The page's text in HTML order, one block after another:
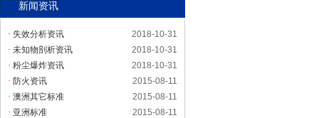
新闻资讯
2018-10-31
· 失效分析资讯
2018-10-31
· 未知物剖析资讯
2018-10-31
· 粉尘爆炸资讯
2015-08-11
· 防火资讯
2015-08-11
· 澳洲其它标准
2015-08-11
· 亚洲标准